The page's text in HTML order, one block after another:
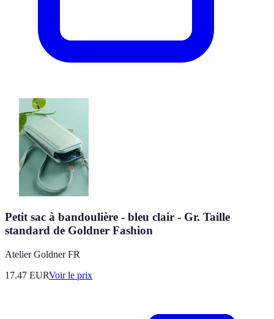
Petit sac à bandoulière - bleu clair - Gr. Taille
standard de Goldner Fashion
Atelier Goldner FR
17.47 EURVoir le prix